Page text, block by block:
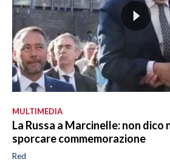
MULTIMEDIA
La Russa a Marcinelle: non dico
sporcare commemorazione
Red